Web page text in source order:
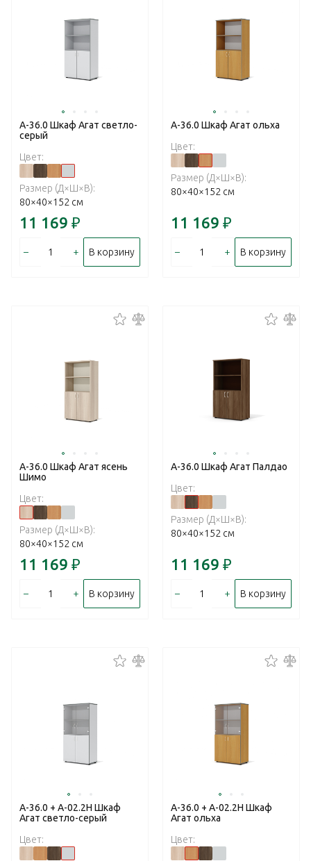
А-36.0 Шкаф Агат светло-
серый
Цвет:
Размер (Д×Ш×В):
80×40×152 см
11 169 ₽
– + В корзину
А-36.0 Шкаф Агат ольха
Цвет:
Размер (Д×Ш×В):
80×40×152 см
11 169 ₽
– + В корзину
А-36.0 Шкаф Агат ясень
Шимо
Цвет:
Размер (Д×Ш×В):
80×40×152 см
11 169 ₽
– + В корзину
А-36.0 Шкаф Агат Палдао
Цвет:
Размер (Д×Ш×В):
80×40×152 см
11 169 ₽
– + В корзину
А-36.0 + А-02.2Н Шкаф
Агат светло-серый
Цвет:
А-36.0 + А-02.2Н Шкаф
Агат ольха
Цвет: